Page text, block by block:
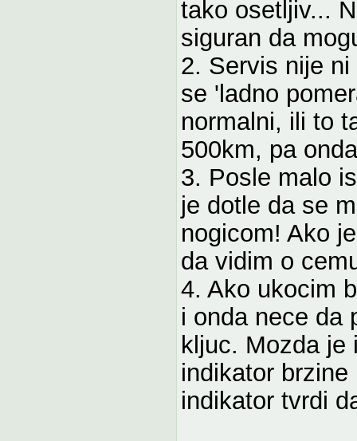
tako osetljiv...
siguran da
2. Servis nije
se 'ladno
normalni, ili to
500km, pa
3. Posle malo
je dotle da se
nogicom! Ako
da vidim o
4. Ako ukocim
i onda nece da
kljuc. Mozda je
indikator
indikator tvrdi